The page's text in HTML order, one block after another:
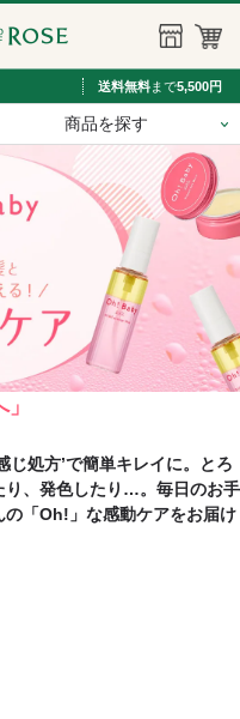
送料無料まで5,500円
商品を探す
じ処方’で簡単キレイに。とろ
り、発色したり…。毎日のお手
の「Oh!」な感動ケアをお届け